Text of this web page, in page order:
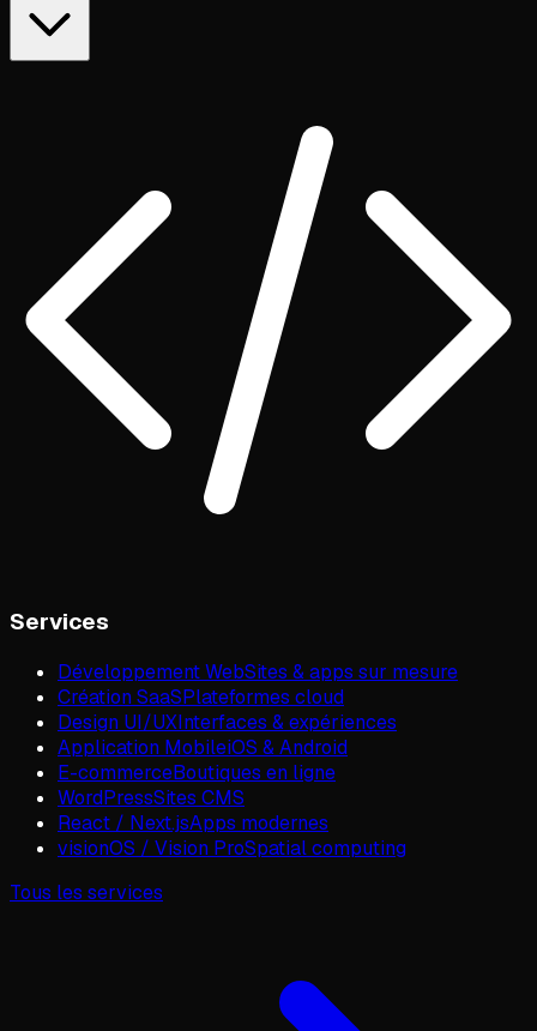
Services
Développement WebSites & apps sur mesure
Création SaaSPlateformes cloud
Design UI/UXInterfaces & expériences
Application MobileiOS & Android
E-commerceBoutiques en ligne
WordPressSites CMS
React / Next.jsApps modernes
visionOS / Vision ProSpatial computing
Tous les services